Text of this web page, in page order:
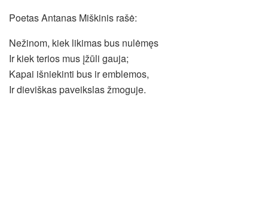
Poetas Antanas Miškinis rašė:
Nežinom, kiek likimas bus nulėmęs
Ir kiek terios mus įžūli gauja;
Kapai išniekinti bus ir emblemos,
Ir dieviškas paveikslas žmoguje.